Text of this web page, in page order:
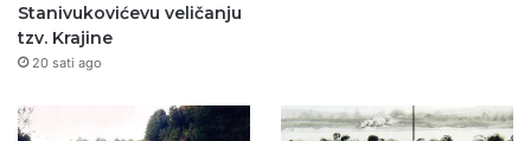
Stanivukovićevu veličanju
tzv. Krajine
20 sati ago